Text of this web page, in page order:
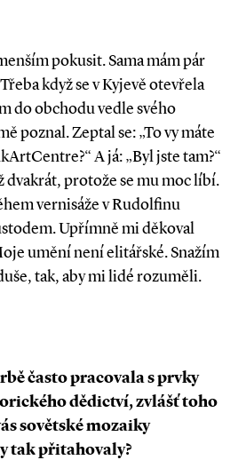
pokusit. Sama mám pár
když se v Kyjevě otevřela
do obchodu vedle svého
poznal. Zeptal se: „To vy máte
A já: „Byl jste tam?“
dvakrát, protože se mu moc líbí.
vernisáže v Rudolfinu
Upřímně mi děkoval
umění není elitářské. Snažím
tak, aby mi lidé rozuměli.
často pracovala s prvky
dědictví, zvlášť toho
sovětské mozaiky
tak přitahovaly?